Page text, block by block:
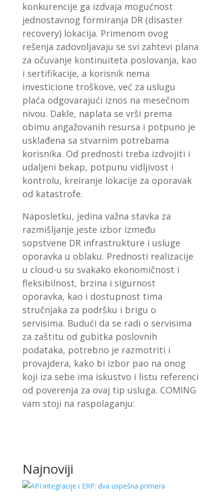
konkurencije ga izdvaja mogućnost
jednostavnog formiranja DR (disaster
recovery) lokacija. Primenom ovog
rešenja zadovoljavaju se svi zahtevi plana
za očuvanje kontinuiteta poslovanja, kao
i sertifikacije, a korisnik nema
investicione troškove, već za uslugu
plaća odgovarajući iznos na mesečnom
nivou. Dakle, naplata se vrši prema
obimu angažovanih resursa i potpuno je
usklađena sa stvarnim potrebama
korisnika. Od prednosti treba izdvojiti i
udaljeni bekap, potpunu vidljivost i
kontrolu, kreiranje lokacije za oporavak
od katastrofe.
Naposletku, jedina važna stavka za
razmišljanje jeste izbor između
sopstvene DR infrastrukture i usluge
oporavka u oblaku. Prednosti realizacije
u cloud-u su svakako ekonomičnost i
fleksibilnost, brzina i sigurnost
oporavka, kao i dostupnost tima
stručnjaka za podršku i brigu o
servisima. Budući da se radi o servisima
za zaštitu od gubitka poslovnih
podataka, potrebno je razmotriti i
provajdera, kako bi izbor pao na onog
koji iza sebe ima iskustvo i listu referenci
od poverenja za ovaj tip usluga. COMING
vam stoji na raspolaganju:
Najnoviji